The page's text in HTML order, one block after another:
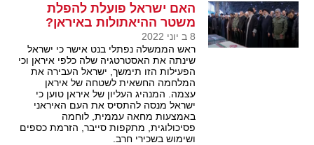
האם ישראל פועלת להפלת
משטר ההיאתולות באיראן?
8 ב יוני 2022
ראש הממשלה נפתלי בנט אישר כי ישראל
שינתה את האסטרטגיה שלה כלפי איראן וכי
הפעילות הזו תימשך, ישראל העבירה את
המלחמה החשאית לשטחה של איראן
עצמה. המנהיג העליון של איראן טוען כי
ישראל מנסה להתסיס את העם האיראני
באמצעות מחאה עממית, לוחמה
פסיכולוגית, מתקפות סייבר, הזרמת כספים
ושימוש בשכירי חרב.